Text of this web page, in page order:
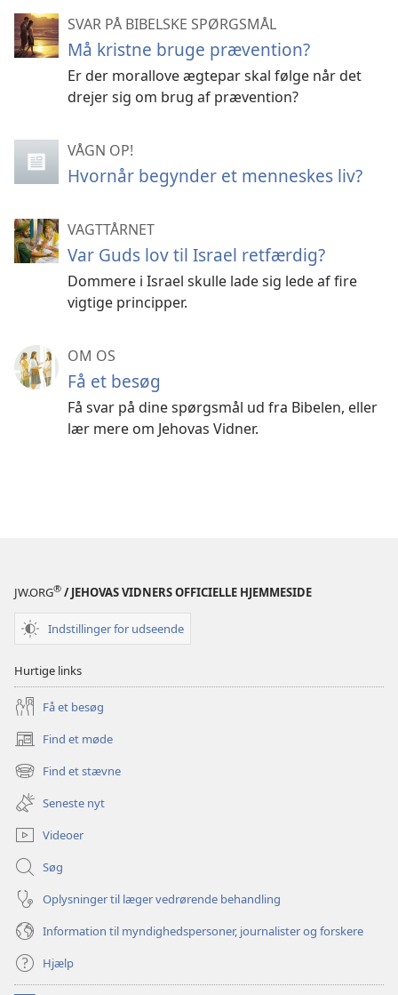
SVAR PÅ BIBELSKE SPØRGSMÅL
Må kristne bruge prævention?
Er der morallove ægtepar skal følge når det
drejer sig om brug af prævention?
VÅGN OP!
Hvornår begynder et menneskes liv?
VAGTTÅRNET
Var Guds lov til Israel retfærdig?
Dommere i Israel skulle lade sig lede af fire
vigtige principper.
OM OS
Få et besøg
Få svar på dine spørgsmål ud fra Bibelen, eller
lær mere om Jehovas Vidner.
JW.ORG® / JEHOVAS VIDNERS OFFICIELLE HJEMMESIDE
Indstillinger for udseende
Hurtige links
Få et besøg
Find et møde
(åbner
nyt
vindue)
Find et stævne
(åbner
nyt
vindue)
Seneste nyt
Videoer
Søg
Oplysninger til læger vedrørende behandling
Information til myndighedspersoner, journalister og forskere
Hjælp